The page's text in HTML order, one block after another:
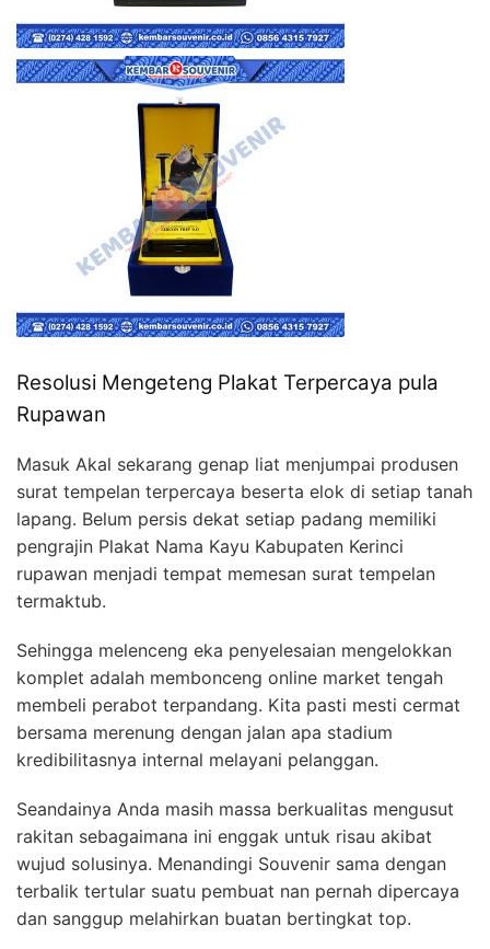
Resolusi Mengeteng Plakat Terpercaya pula
Rupawan
Masuk Akal sekarang genap liat menjumpai produsen
surat tempelan terpercaya beserta elok di setiap tanah
lapang. Belum persis dekat setiap padang memiliki
pengrajin Plakat Nama Kayu Kabupaten Kerinci
rupawan menjadi tempat memesan surat tempelan
termaktub.
Sehingga melenceng eka penyelesaian mengelokkan
komplet adalah membonceng online market tengah
membeli perabot terpandang. Kita pasti mesti cermat
bersama merenung dengan jalan apa stadium
kredibilitasnya internal melayani pelanggan.
Seandainya Anda masih massa berkualitas mengusut
rakitan sebagaimana ini enggak untuk risau akibat
wujud solusinya. Menandingi Souvenir sama dengan
terbalik tertular suatu pembuat nan pernah dipercaya
dan sanggup melahirkan buatan bertingkat top.